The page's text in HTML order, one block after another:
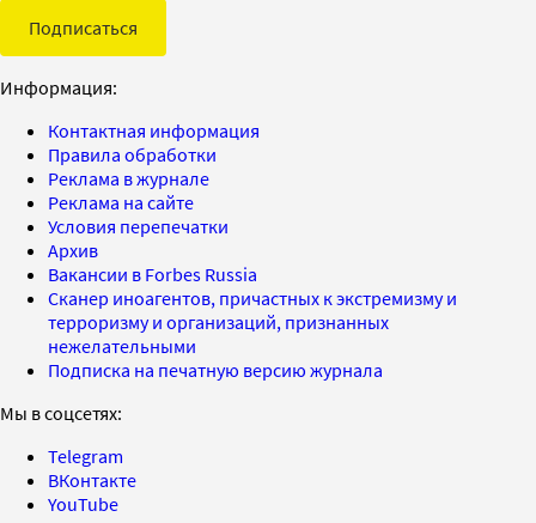
Подписаться
Информация:
Контактная информация
Правила обработки
Реклама в журнале
Реклама на сайте
Условия перепечатки
Архив
Вакансии в Forbes Russia
Сканер иноагентов, причастных к экстремизму и
терроризму и организаций, признанных
нежелательными
Подписка на печатную версию журнала
Мы в соцсетях:
Telegram
ВКонтакте
YouTube